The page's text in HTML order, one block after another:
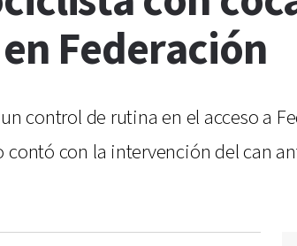
Federación
control de rutina en el acceso a
con la intervención del can